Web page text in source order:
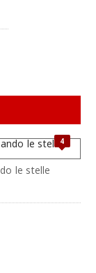
4
le stelle